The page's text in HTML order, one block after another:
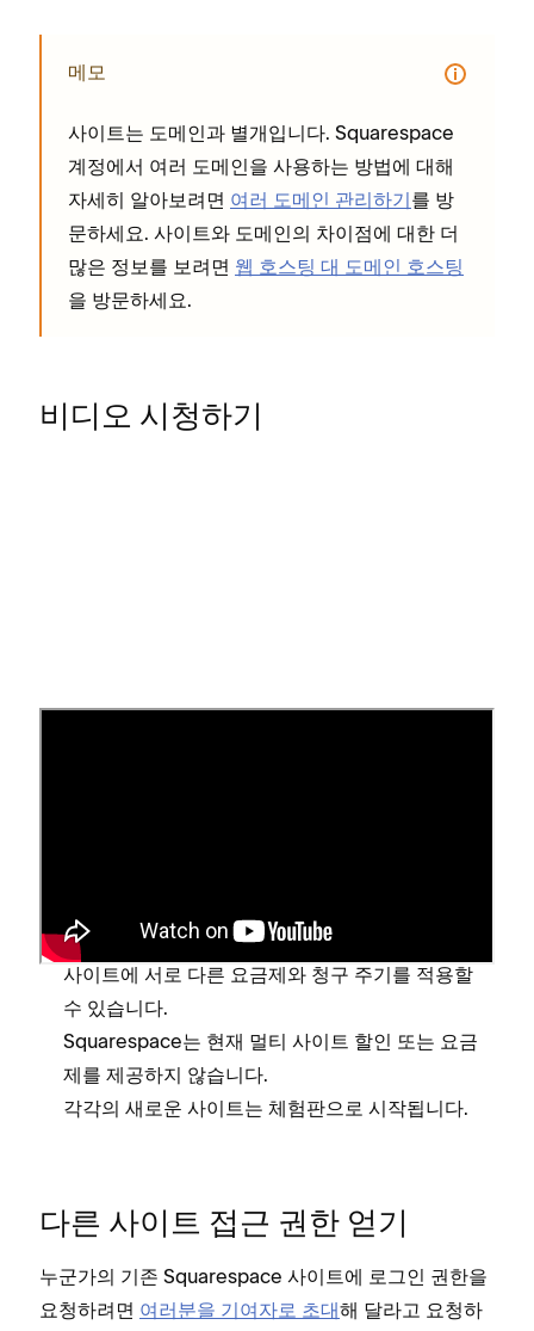
메모
사이트는 도메인과 별개입니다. Squarespace
계정에서 여러 도메인을 사용하는 방법에 대해
자세히 알아보려면 여러 도메인 관리하기를 방
문하세요. 사이트와 도메인의 차이점에 대한 더
많은 정보를 보려면 웹 호스팅 대 도메인 호스팅
을 방문하세요.
비디오 시청하기
다양한 신용카드로 구독할 수 있습니다.
사이트에 서로 다른 요금제와 청구 주기를 적용할
수 있습니다.
Squarespace는 현재 멀티 사이트 할인 또는 요금
제를 제공하지 않습니다.
각각의 새로운 사이트는 체험판으로 시작됩니다.
다른 사이트 접근 권한 얻기
누군가의 기존 Squarespace 사이트에 로그인 권한을
요청하려면 여러분을 기여자로 초대해 달라고 요청하